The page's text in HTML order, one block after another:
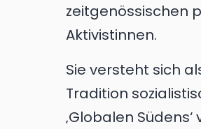
zeitgenössischen
Aktivistinnen.
Sie versteht sich
Tradition
‚Globalen